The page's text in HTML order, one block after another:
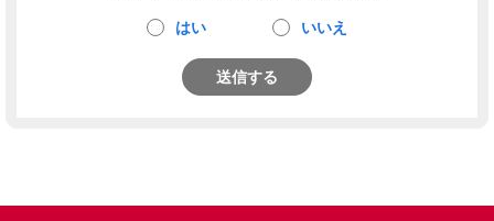
はい いいえ
送信する